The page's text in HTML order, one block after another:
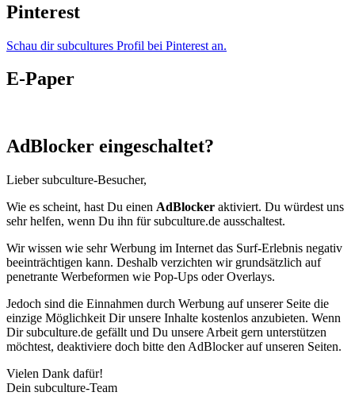
Pinterest
Schau dir subcultures Profil bei Pinterest an.
E-Paper
AdBlocker eingeschaltet?
Lieber subculture-Besucher,
Wie es scheint, hast Du einen AdBlocker aktiviert. Du würdest uns
sehr helfen, wenn Du ihn für subculture.de ausschaltest.
Wir wissen wie sehr Werbung im Internet das Surf-Erlebnis negativ
beeinträchtigen kann. Deshalb verzichten wir grundsätzlich auf
penetrante Werbeformen wie Pop-Ups oder Overlays.
Jedoch sind die Einnahmen durch Werbung auf unserer Seite die
einzige Möglichkeit Dir unsere Inhalte kostenlos anzubieten. Wenn
Dir subculture.de gefällt und Du unsere Arbeit gern unterstützen
möchtest, deaktiviere doch bitte den AdBlocker auf unseren Seiten.
Vielen Dank dafür!
Dein subculture-Team